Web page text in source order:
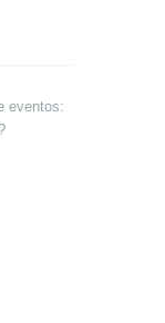
eventos: